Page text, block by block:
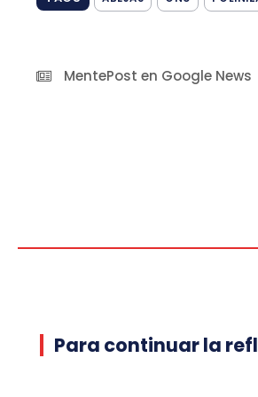
MentePost en Google News
Para continuar la